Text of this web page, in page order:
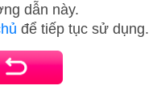
dẫn này.
để tiếp tục sử dụng.